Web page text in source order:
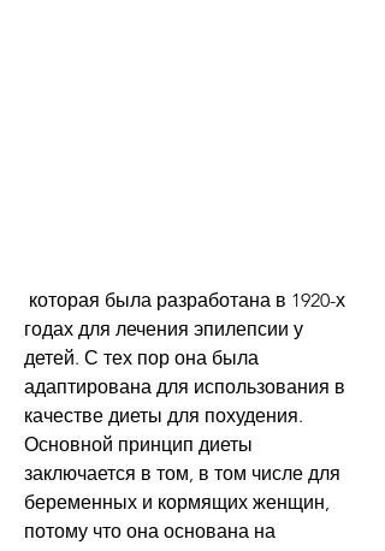
годах для лечения эпилепсии у
детей. С тех пор она была
адаптирована для использования в
качестве диеты для похудения.
Основной принцип диеты
заключается в том, в том числе для
беременных и кормящих женщин,
потому что она основана на